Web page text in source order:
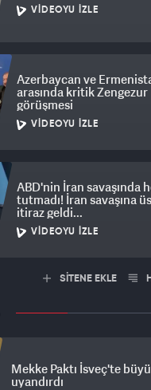
VIDEOYU İZLE
Azerbaycan ve
arasında kritik Zengezur
görüşmesi
VIDEOYU İZLE
ABD'nin İran savaşında
tutmadı! İran savaşına
itiraz geldi...
VIDEOYU İZLE
SİTENE EKLE
Mekke Paktı İsveç'te
uyandırdı